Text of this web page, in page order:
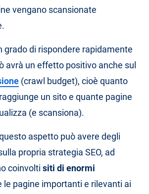
vengano scansionate
grado di rispondere rapidamente
avrà un effetto positivo anche sul
(crawl budget), cioè quanto
un sito e quante pagine
(e scansiona).
aspetto può avere degli
propria strategia SEO, ad
coinvolti siti di enormi
le pagine importanti e rilevanti ai